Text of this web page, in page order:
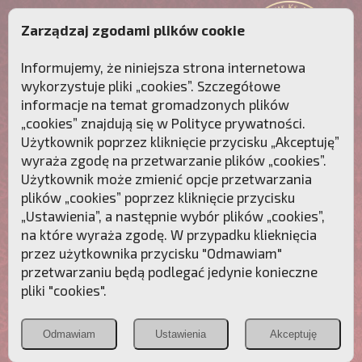
Przebudźmy sumienia Polaków!
Polonia
Christiana
PCh24.pl
Przymierze
POZNAJ APOSTOLAT FATIMY WESPRZYJ
NAS
Zarządzaj zgodami plików cookie
Informujemy, że niniejsza strona internetowa
wykorzystuje pliki „cookies”. Szczegółowe
informacje na temat gromadzonych plików
„cookies” znajdują się w Polityce prywatności.
Użytkownik poprzez kliknięcie przycisku „Akceptuję”
wyraża zgodę na przetwarzanie plików „cookies”.
Użytkownik może zmienić opcje przetwarzania
plików „cookies” poprzez kliknięcie przycisku
„Ustawienia”, a następnie wybór plików „cookies”,
na które wyraża zgodę. W przypadku klieknięcia
przez użytkownika przycisku "Odmawiam"
przetwarzaniu będą podlegać jedynie konieczne
pliki "cookies".
Odmawiam Ustawienia Akceptuję